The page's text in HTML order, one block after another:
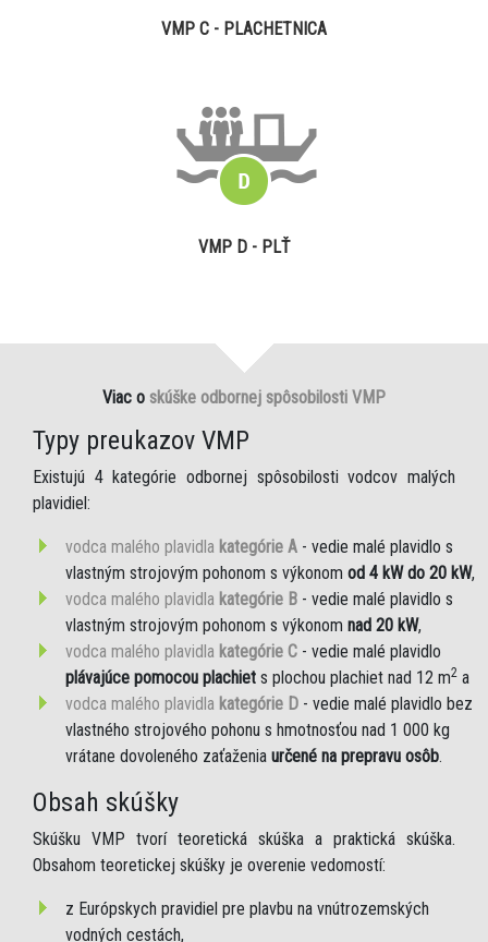
VMP C - PLACHETNICA
VMP D - PLŤ
Viac o skúške odbornej spôsobilosti VMP
Typy preukazov VMP
Existujú 4 kategórie odbornej spôsobilosti vodcov malých
plavidiel:
vodca malého plavidla kategórie A - vedie malé plavidlo s
vlastným strojovým pohonom s výkonom od 4 kW do 20 kW,
vodca malého plavidla kategórie B - vedie malé plavidlo s
vlastným strojovým pohonom s výkonom nad 20 kW,
vodca malého plavidla kategórie C - vedie malé plavidlo
plávajúce pomocou plachiet s plochou plachiet nad 12 m2 a
vodca malého plavidla kategórie D - vedie malé plavidlo bez
vlastného strojového pohonu s hmotnosťou nad 1 000 kg
vrátane dovoleného zaťaženia určené na prepravu osôb.
Obsah skúšky
Skúšku VMP tvorí teoretická skúška a praktická skúška.
Obsahom teoretickej skúšky je overenie vedomostí:
z Európskych pravidiel pre plavbu na vnútrozemských
vodných cestách,